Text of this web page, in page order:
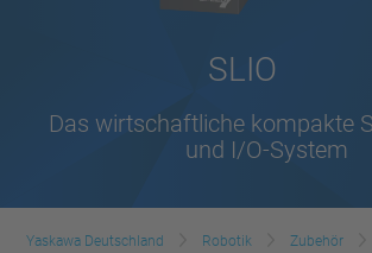
SLIO
Das wirtschaftliche kompakte
und I/O-System
Yaskawa Deutschland Robotik Zubehör